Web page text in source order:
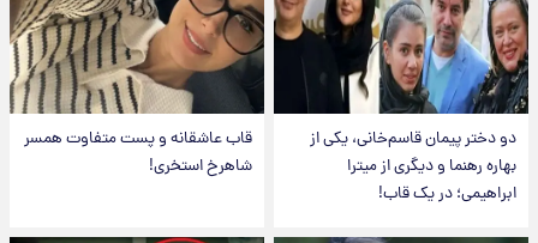
دو دختر پیمان قاسم‌خانی، یکی از
بهاره رهنما و دیگری از میترا
ابراهیمی؛ در یک قاب!
قاب عاشقانه و پست متفاوت همسر
شاهرخ استخری!